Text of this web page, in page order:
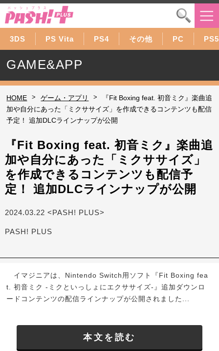
3DS PS Vita PS4 その他 PC PS5
GAME&APP
HOME > ゲーム・アプリ >
『Fit Boxing feat. 初音ミク』楽曲追
加や自分にあった「ミクササイズ」を作成できるコンテンツも配信
予定！ 追加DLCラインナップが公開
『Fit Boxing feat. 初音ミク』楽曲追
加や自分にあった「ミクササイズ」
を作成できるコンテンツも配信予
定！ 追加DLCラインナップが公開
2024.03.22 <PASH! PLUS>
PASH! PLUS
イマジニアは、Nintendo Switch用ソフト『Fit Boxing fea
t. 初音ミク -ミクといっしょにエクササイズ-』追加ダウンロ
ードコンテンツの配信ラインナップが公開されました...
本文を読む